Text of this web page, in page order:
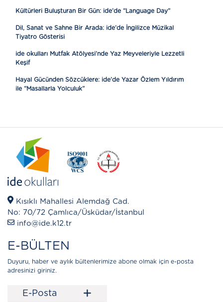
Kültürleri Buluşturan Bir Gün: ide’de “Language Day”
Dil, Sanat ve Sahne Bir Arada: ide’de İngilizce Müzikal
Tiyatro Gösterisi
ide okulları Mutfak Atölyesi’nde Yaz Meyveleriyle Lezzetli
Keşif
Hayal Gücünden Sözcüklere: ide’de Yazar Özlem Yıldırım
ile “Masallarla Yolculuk”
Kısıklı Mahallesi Alemdağ Cad.
No: 70/72 Çamlıca/Üsküdar/İstanbul
info@ide.k12.tr
E-BÜLTEN
Duyuru, haber ve aylık bültenlerimize abone olmak için e-posta
adresinizi giriniz.
E-Posta +